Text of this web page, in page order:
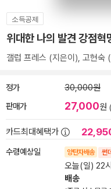
소득공제
위대한 나의 발견 강점혁
갤럽 프레스 (지은이), 고현숙
정가 30,000원
판매가 27,000원
카드최대혜택가
수령예상일 양탄자배송 썬
오늘(일) 22
배송